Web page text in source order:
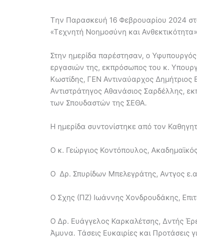
Tην Παρασκευή 16 Φεβρουαρίου 2024
«Τεχνητή Νοημοσύνη και
Στην ημερίδα παρέστησαν, ο
εργασιών της, εκπρόσωπος του κ.
Κωστίδης, ΓΕΝ Αντιναύαρχος Δημήτριος
Αντιστράτηγος Αθανάσιος Σαρδέλλης,
των Σπουδαστών της ΣΕΘΑ.
Η ημερίδα συντονίστηκε από τον
Ο κ. Γεώργιος Κοντόπουλος,
Ο Δρ. Σπυρίδων Μπελεγράτης, Αντγος
Ο Σχης (ΠΖ) Ιωάννης Χονδρουδάκης,
Ο Δρ. Ευάγγελος Καρκαλέτσης, Δντής
Άμυνα. Τάσεις Ευκαιρίες και Προτάσεις